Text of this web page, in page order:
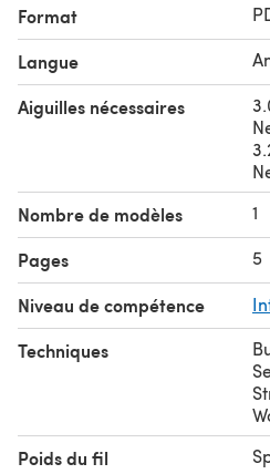
Format
Langue
Aiguilles nécessaires
Nombre de modèles 1
Pages 5
Niveau de compétence
Techniques
Poids du fil